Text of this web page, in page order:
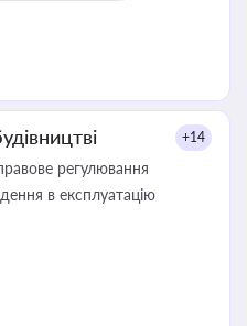
+14
регулювання
в експлуатацію